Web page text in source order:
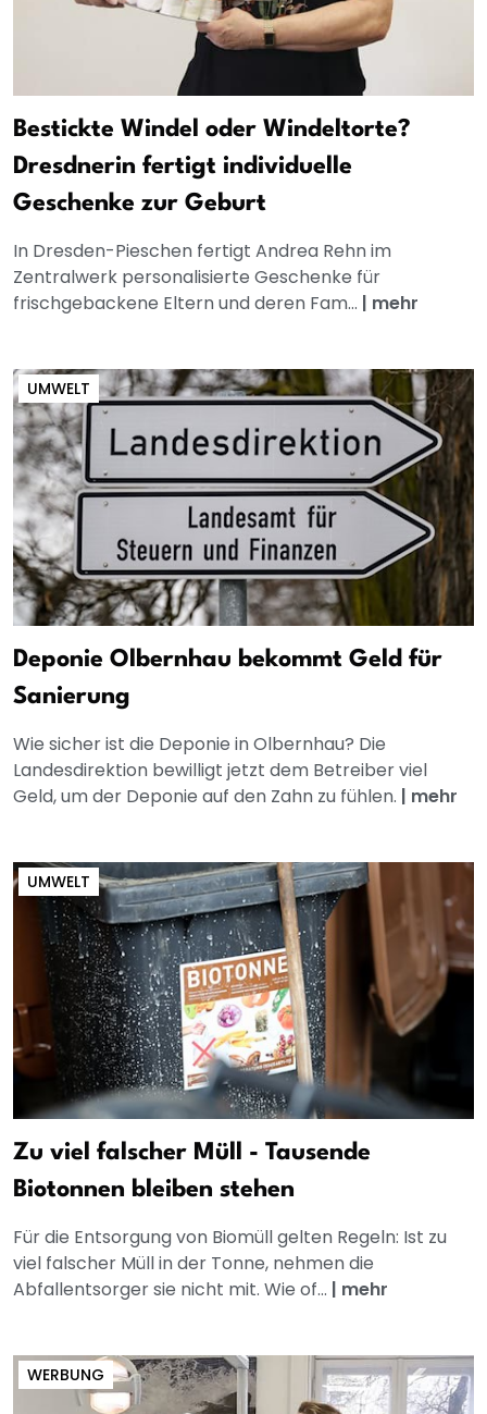
Bestickte Windel oder Windeltorte?
Dresdnerin fertigt individuelle
Geschenke zur Geburt
In Dresden-Pieschen fertigt Andrea Rehn im
Zentralwerk personalisierte Geschenke für
frischgebackene Eltern und deren Fam... | mehr
UMWELT
Deponie Olbernhau bekommt Geld für
Sanierung
Wie sicher ist die Deponie in Olbernhau? Die
Landesdirektion bewilligt jetzt dem Betreiber viel
Geld, um der Deponie auf den Zahn zu fühlen. | mehr
UMWELT
Zu viel falscher Müll - Tausende
Biotonnen bleiben stehen
Für die Entsorgung von Biomüll gelten Regeln: Ist zu
viel falscher Müll in der Tonne, nehmen die
Abfallentsorger sie nicht mit. Wie of... | mehr
WERBUNG